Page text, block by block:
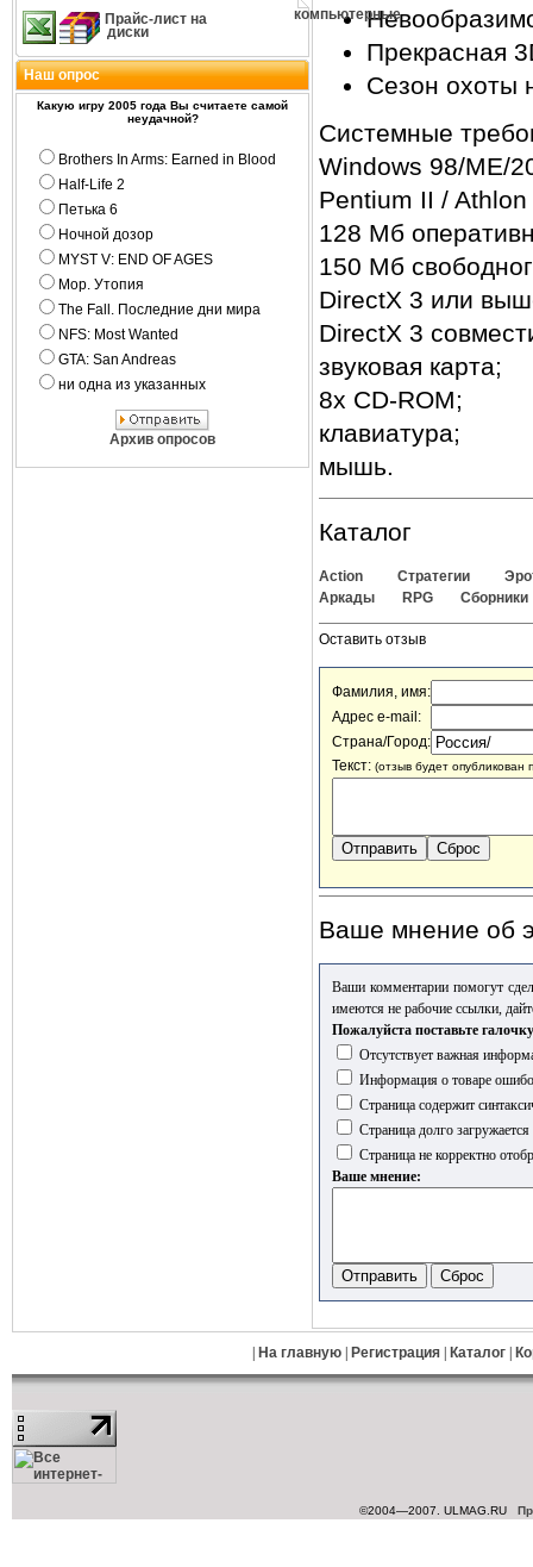
Прайс-лист на
компьютерные
диски
Наш опрос
Какую игру 2005 года Вы считаете самой
неудачной?
Brothers In Arms: Earned in Blood
Half-Life 2
Петька 6
Ночной дозор
MYST V: END OF AGES
Мор. Утопия
The Fall. Последние дни мира
NFS: Most Wanted
GTA: San Andreas
ни одна из указанных
Архив опросов
Прекрасная
Сезон охоты
Cистемные
Windows 98/ME/
Pentium II /
128 Мб
150 Мб
DirectX 3 или
DirectX 3
звуковая карта;
8x CD-ROM;
клавиатура;
мышь.
Каталог
Action Стратегии
Аркады
RPG Сборники
Оставить отзыв
Фамилия, имя:
Адрес e-mail:
Страна/Город:
Текст: (отзыв будет опубликован
Ваше мнение об
Ваши комментарии помогут
имеются не рабочие ссылки,
Пожалуйста поставьте
Отсутствует важная
Информация о товаре
Страница содержит
Страница долго загружается
Страница не корректно
Ваше мнение:
На главную| Регистрация| Каталог|
©2004—2007. ULMAG.RU